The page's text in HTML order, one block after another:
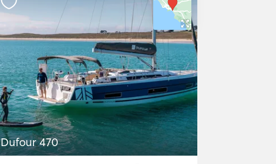
Dufour 470